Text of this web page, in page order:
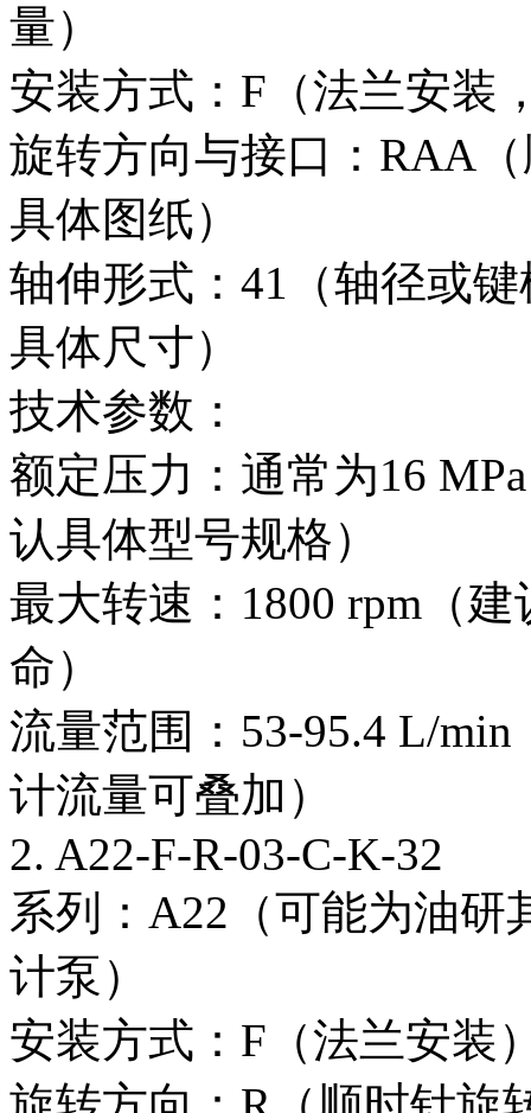
量）
安装方式：F（法兰安装
旋转方向与接口：RAA
具体图纸）
轴伸形式：41（轴径或
具体尺寸）
技术参数：
额定压力：通常为16
认具体型号规格）
最大转速：1800 rpm（
命）
流量范围：53-95.4 L/
计流量可叠加）
2. A22-F-R-03-C-K-32
系列：A22（可能为油研
计泵）
安装方式：F（法兰安装